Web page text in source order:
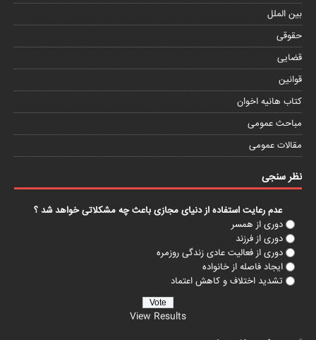
بین الملل
حقوقی
قضایی
قوانین
کتاب هانیه اخوان
مباحث عمومی
مقالات عمومی
نظر سنجی
عدم رعایت استفاده از دنیای مجازی باعث چه مشکلاتی خواهد شد ؟
دوری از همسر
دوری از فرزند
دوری از فعالیت عادی زندگی روزمره
ایجاد فاصله از خانواده
تشدید اختلاف و کاهش اعتماد
View Results